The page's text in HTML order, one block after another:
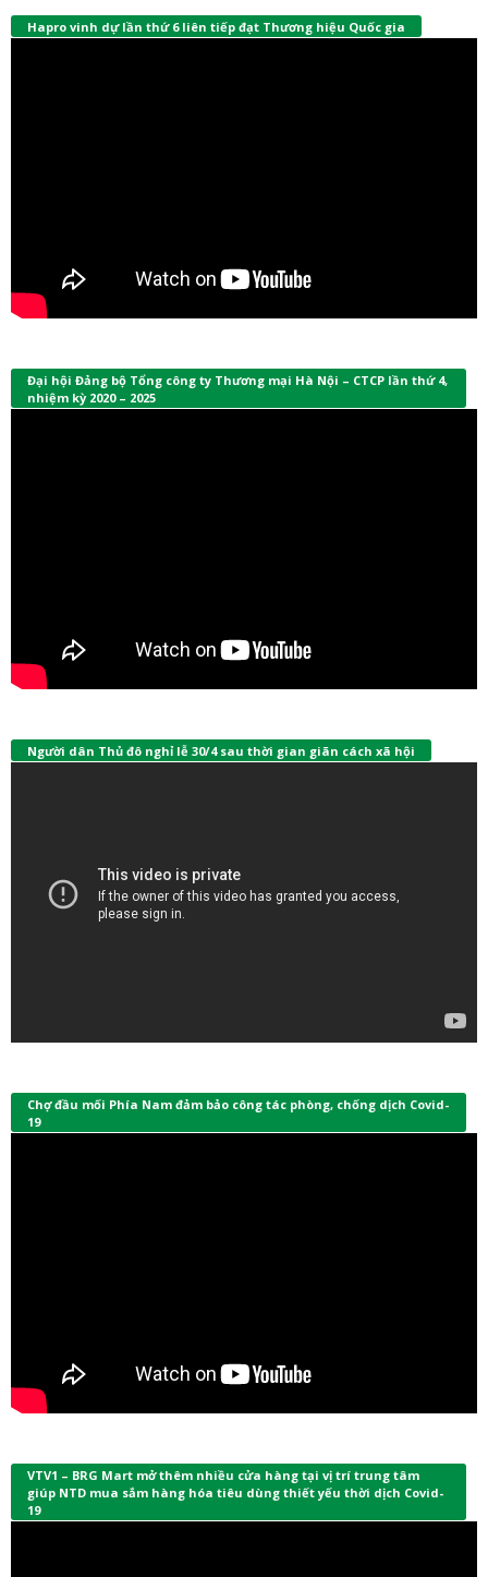
Hapro vinh dự lần thứ 6 liên tiếp đạt Thương hiệu Quốc gia
Đại hội Đảng bộ Tổng công ty Thương mại Hà Nội – CTCP lần thứ 4,
nhiệm kỳ 2020 – 2025
Người dân Thủ đô nghỉ lễ 30/4 sau thời gian giãn cách xã hội
Chợ đầu mối Phía Nam đảm bảo công tác phòng, chống dịch Covid-
19
VTV1 – BRG Mart mở thêm nhiều cửa hàng tại vị trí trung tâm
giúp NTD mua sắm hàng hóa tiêu dùng thiết yếu thời dịch Covid-
19